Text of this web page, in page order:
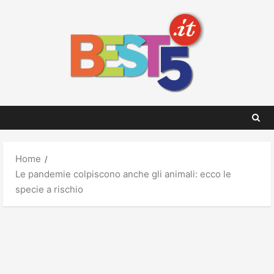
Home
Le pandemie colpiscono anche gli animali: ecco le
specie a rischio